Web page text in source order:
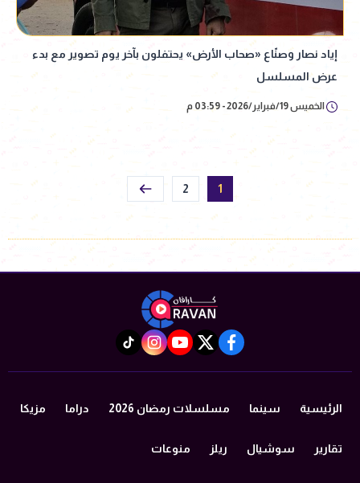
إياد نصار وصنّاع «صحاب الأرض» يحتفلون بآخر يوم تصوير مع بدء
عرض المسلسل
الخميس 19/فبراير/2026 - 03:59 م
1
2
facebook
twitter
youtube
instagram
tiktok
الرئيسية سينما مسلسلات رمضان 2026 دراما مزيكا
تقارير سوشيال ريلز منوعات